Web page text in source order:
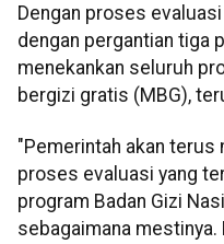
Dengan proses
dengan pergantian tiga
menekankan seluruh
bergizi gratis (MBG),
"Pemerintah akan terus
proses evaluasi yang
program Badan Gizi
sebagaimana mestinya.